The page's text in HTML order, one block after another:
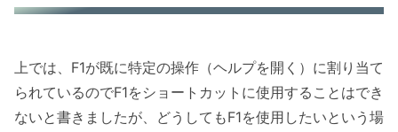
上では、F1が既に特定の操作（ヘルプを開く）に割り当て
られているのでF1をショートカットに使用することはでき
ないと書きましたが、どうしてもF1を使用したいという場